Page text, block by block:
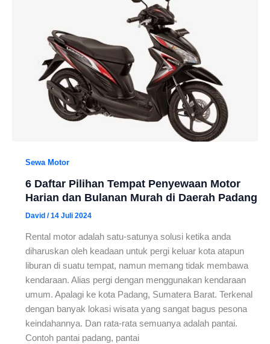
Sewa Motor
6 Daftar Pilihan Tempat Penyewaan Motor
Harian dan Bulanan Murah di Daerah Padang
David /14 Juli 2024
Rental motor adalah satu-satunya solusi ketika anda
diharuskan oleh keadaan untuk pergi keluar kota atapun
liburan di suatu tempat, namun memang tidak membawa
kendaraan. Alias pergi dengan menggunakan kendaraan
umum. Apalagi ke kota Padang, Sumatera Barat. Terkenal
dengan banyak lokasi wisata yang sangat bagus pesona
keindahannya. Dan rata-rata semuanya adalah pantai.
Contoh pantai padang, pantai